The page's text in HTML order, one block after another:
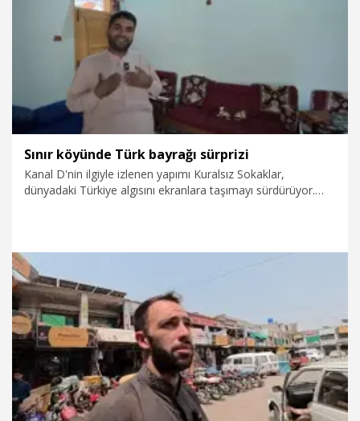
1.08.2026 Video
Sınır köyünde Türk bayrağı sürprizi
Kanal D'nin ilgiyle izlenen yapımı Kuralsız Sokaklar,
dünyadaki Türkiye algısını ekranlara taşımayı sürdürüyor.
damga vurdu.�
1.08.2026 Kültür&Sanat